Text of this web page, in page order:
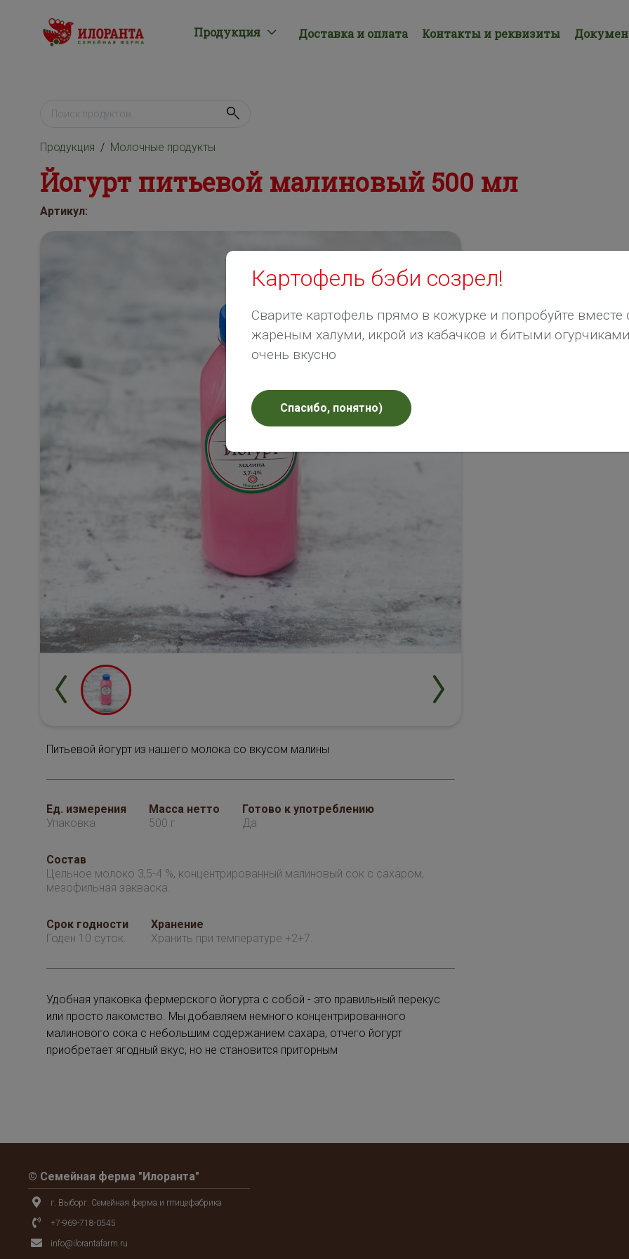
Продукция Доставка и оплата Контакты и реквизиты
Продукция Молочные продукты
Йогурт питьевой малиновый 500 мл
Артикул:
Питьевой йогурт из нашего молока со вкусом малины
Ед. измерения
Упаковка
Масса нетто
500 г
Готово к употреблению
Да
Состав
Цельное молоко 3,5-4 %, концентрированный малиновый сок с сахаром,
мезофильная закваска.
Срок годности
Годен 10 суток.
Хранение
Хранить при температуре +2+7.
Удобная упаковка фермерского йогурта с собой - это правильный перекус
или просто лакомство. Мы добавляем немного концентрированного
малинового сока с небольшим содержанием сахара, отчего йогурт
приобретает ягодный вкус, но не становится приторным
© Семейная ферма "Илоранта"
г. Выборг. Семейная ферма и птицефабрика
+7-969-718-0545
info@ilorantafarm.ru
Картофель бэби созрел!
Сварите картофель прямо в кожурке и попробуйте вместе
жареным халуми, икрой из кабачков и битыми огурчиками
очень вкусно
Спасибо, понятно)